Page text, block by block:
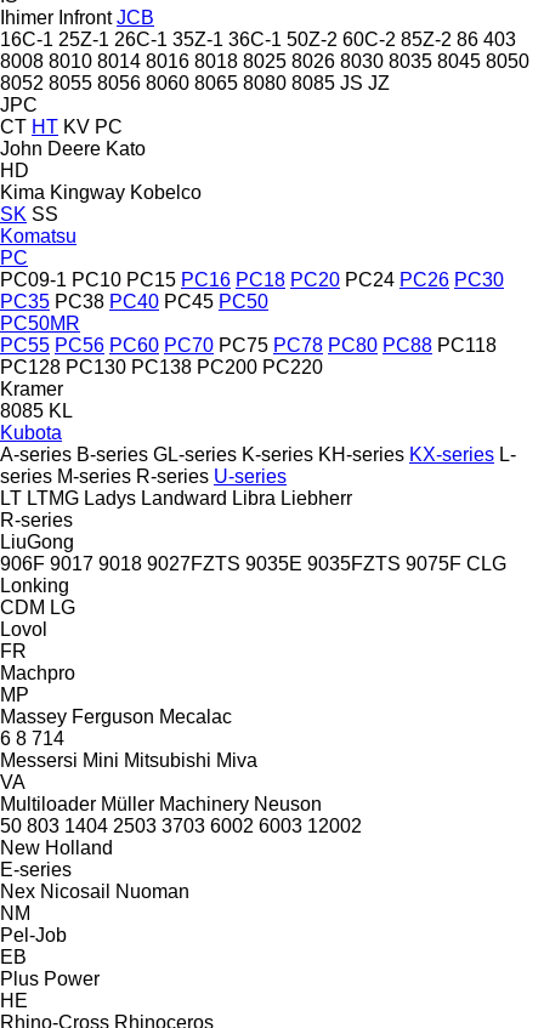
Ihimer Infront JCB
16C-1 25Z-1 26C-1 35Z-1 36C-1 50Z-2 60C-2 85Z-2 86 403
8008 8010 8014 8016 8018 8025 8026 8030 8035 8045 8050
8052 8055 8056 8060 8065 8080 8085 JS JZ
JPC
CT HT KV PC
John Deere Kato
HD
Kima Kingway Kobelco
SK SS
Komatsu
PC
PC09-1 PC10 PC15 PC16 PC18 PC20 PC24 PC26 PC30
PC35 PC38 PC40 PC45 PC50
PC50MR
PC55 PC56 PC60 PC70 PC75 PC78 PC80 PC88 PC118
PC128 PC130 PC138 PC200 PC220
Kramer
8085 KL
Kubota
A-series B-series GL-series K-series KH-series KX-series L-
series M-series R-series U-series
LT LTMG Ladys Landward Libra Liebherr
R-series
LiuGong
906F 9017 9018 9027FZTS 9035E 9035FZTS 9075F CLG
Lonking
CDM LG
Lovol
FR
Machpro
MP
Massey Ferguson Mecalac
6 8 714
Messersi Mini Mitsubishi Miva
VA
Multiloader Müller Machinery Neuson
50 803 1404 2503 3703 6002 6003 12002
New Holland
E-series
Nex Nicosail
Nuoman
NM
Pel-Job
EB
Plus Power
HE
Rhino-Cross Rhinoceros